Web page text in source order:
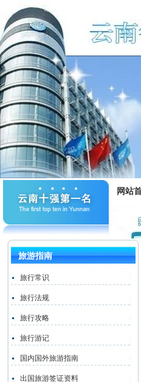
网站
旅游指南
旅行常识
旅行法规
旅行攻略
旅行游记
国内国外旅游指南
出国旅游签证资料